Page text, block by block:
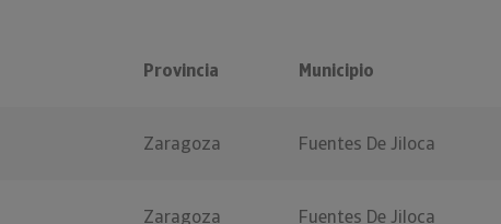
Provincia Municipio
Zaragoza Fuentes De Jiloca
Zaragoza Fuentes De Jiloca